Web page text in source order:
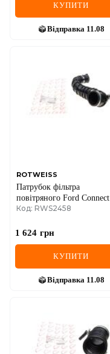
КУПИТИ
Відправка 11.08
ROTWEISS
Патрубок фільтра
повітряного Ford Connect
1.8/1.8TDCi 02-13
Код: RWS2458
1 624 грн
КУПИТИ
Відправка 11.08